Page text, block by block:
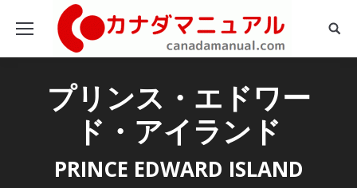
プリンス・エドワー
ド・アイランド
PRINCE EDWARD ISLAND